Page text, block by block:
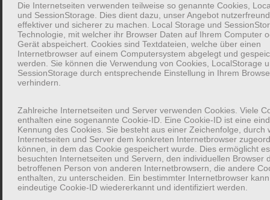
Aber nicht zu viele Fragen
Vorsicht vor zu vielen Fragen: Auch wenn viele Fragen zu
stellen, beim Antwortenden einen besonders positiven Eindruck
hinterlässt. Genauso können zu viele Fragen wirken, als würde
man ausgefragt werden. Oft hilft es stattdessen, zuzuhören
Offene Fragen sind besser als Geschlossene
Die eigentlichen thematischen Fragen und Folge-Fragen sollten
bei einem Gespräch, das ohne Druck stattfindet, mit offenen
Fragen geführt werden. Offene Fragen erlauben es den
Die Internetseiten verwenden teilweise so genannte Cookies,
und SessionStorage. Dies dient dazu, unser Angebot
effektiver und sicherer zu machen. Local Storage und
Technologie, mit welcher ihr Browser Daten auf Ihrem Computer
Gerät abspeichert. Cookies sind Textdateien, welche über einen
Internetbrowser auf einem Computersystem abgelegt und
werden. Sie können die Verwendung von Cookies, LocalStorage
SessionStorage durch entsprechende Einstellung in Ihrem
verhindern.
Zahlreiche Internetseiten und Server verwenden Cookies. Viele
enthalten eine sogenannte Cookie-ID. Eine Cookie-ID ist eine
Kennung des Cookies. Sie besteht aus einer Zeichenfolge, durch
Internetseiten und Server dem konkreten Internetbrowser
können, in dem das Cookie gespeichert wurde. Dies ermöglicht
besuchten Internetseiten und Servern, den individuellen Browser
betroffenen Person von anderen Internetbrowsern, die andere
enthalten, zu unterscheiden. Ein bestimmter Internetbrowser
eindeutige Cookie-ID wiedererkannt und identifiziert werden.